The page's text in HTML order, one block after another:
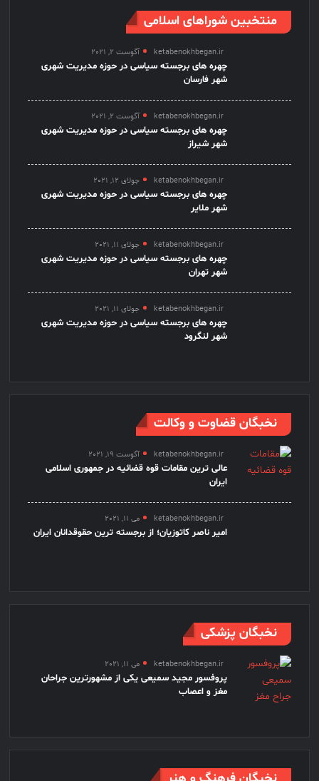
منتخبین شوراهای اسلامی
ketabenokhbegan.ir آگوست 2, 2021
چهره های برجسته سیاسی در حوزه مدیریت شهری
شهر فارسان
ketabenokhbegan.ir آگوست 2, 2021
چهره های برجسته سیاسی در حوزه مدیریت شهری
شهر شیراز
ketabenokhbegan.ir جولای 12, 2021
چهره های برجسته سیاسی در حوزه مدیریت شهری
شهر ملایر
ketabenokhbegan.ir جولای 11, 2021
چهره های برجسته سیاسی در حوزه مدیریت شهری
شهر تهران
ketabenokhbegan.ir جولای 11, 2021
چهره های برجسته سیاسی در حوزه مدیریت شهری
شهر لنگرود
نخبگان قضاوت و وکالت
ketabenokhbegan.ir آگوست 19, 2021
عالی ترین مقامات قوه قضائیه در جمهوری اسلامی
ایران
ketabenokhbegan.ir می 11, 2021
امیر ناصر کاتوزیان؛ از برجسته ترین حقوقدانان ایران
نخبگان پزشکی
ketabenokhbegan.ir می 11, 2021
پروفسور مجید سمیعی یکی از مشهورترین جراحان
مغز و اعصاب